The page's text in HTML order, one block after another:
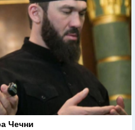
Чечни